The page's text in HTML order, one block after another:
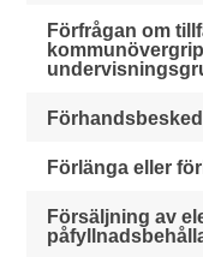
Förfrågan om
Förlänga eller
Försäljning av